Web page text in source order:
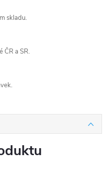
skladu.
ČR a SR.